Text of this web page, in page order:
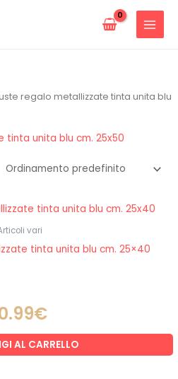
regalo metallizzate tinta unita blu
tinta unita blu cm. 25x50
vari
tinta unita blu cm. 25×40
€
AL CARRELLO